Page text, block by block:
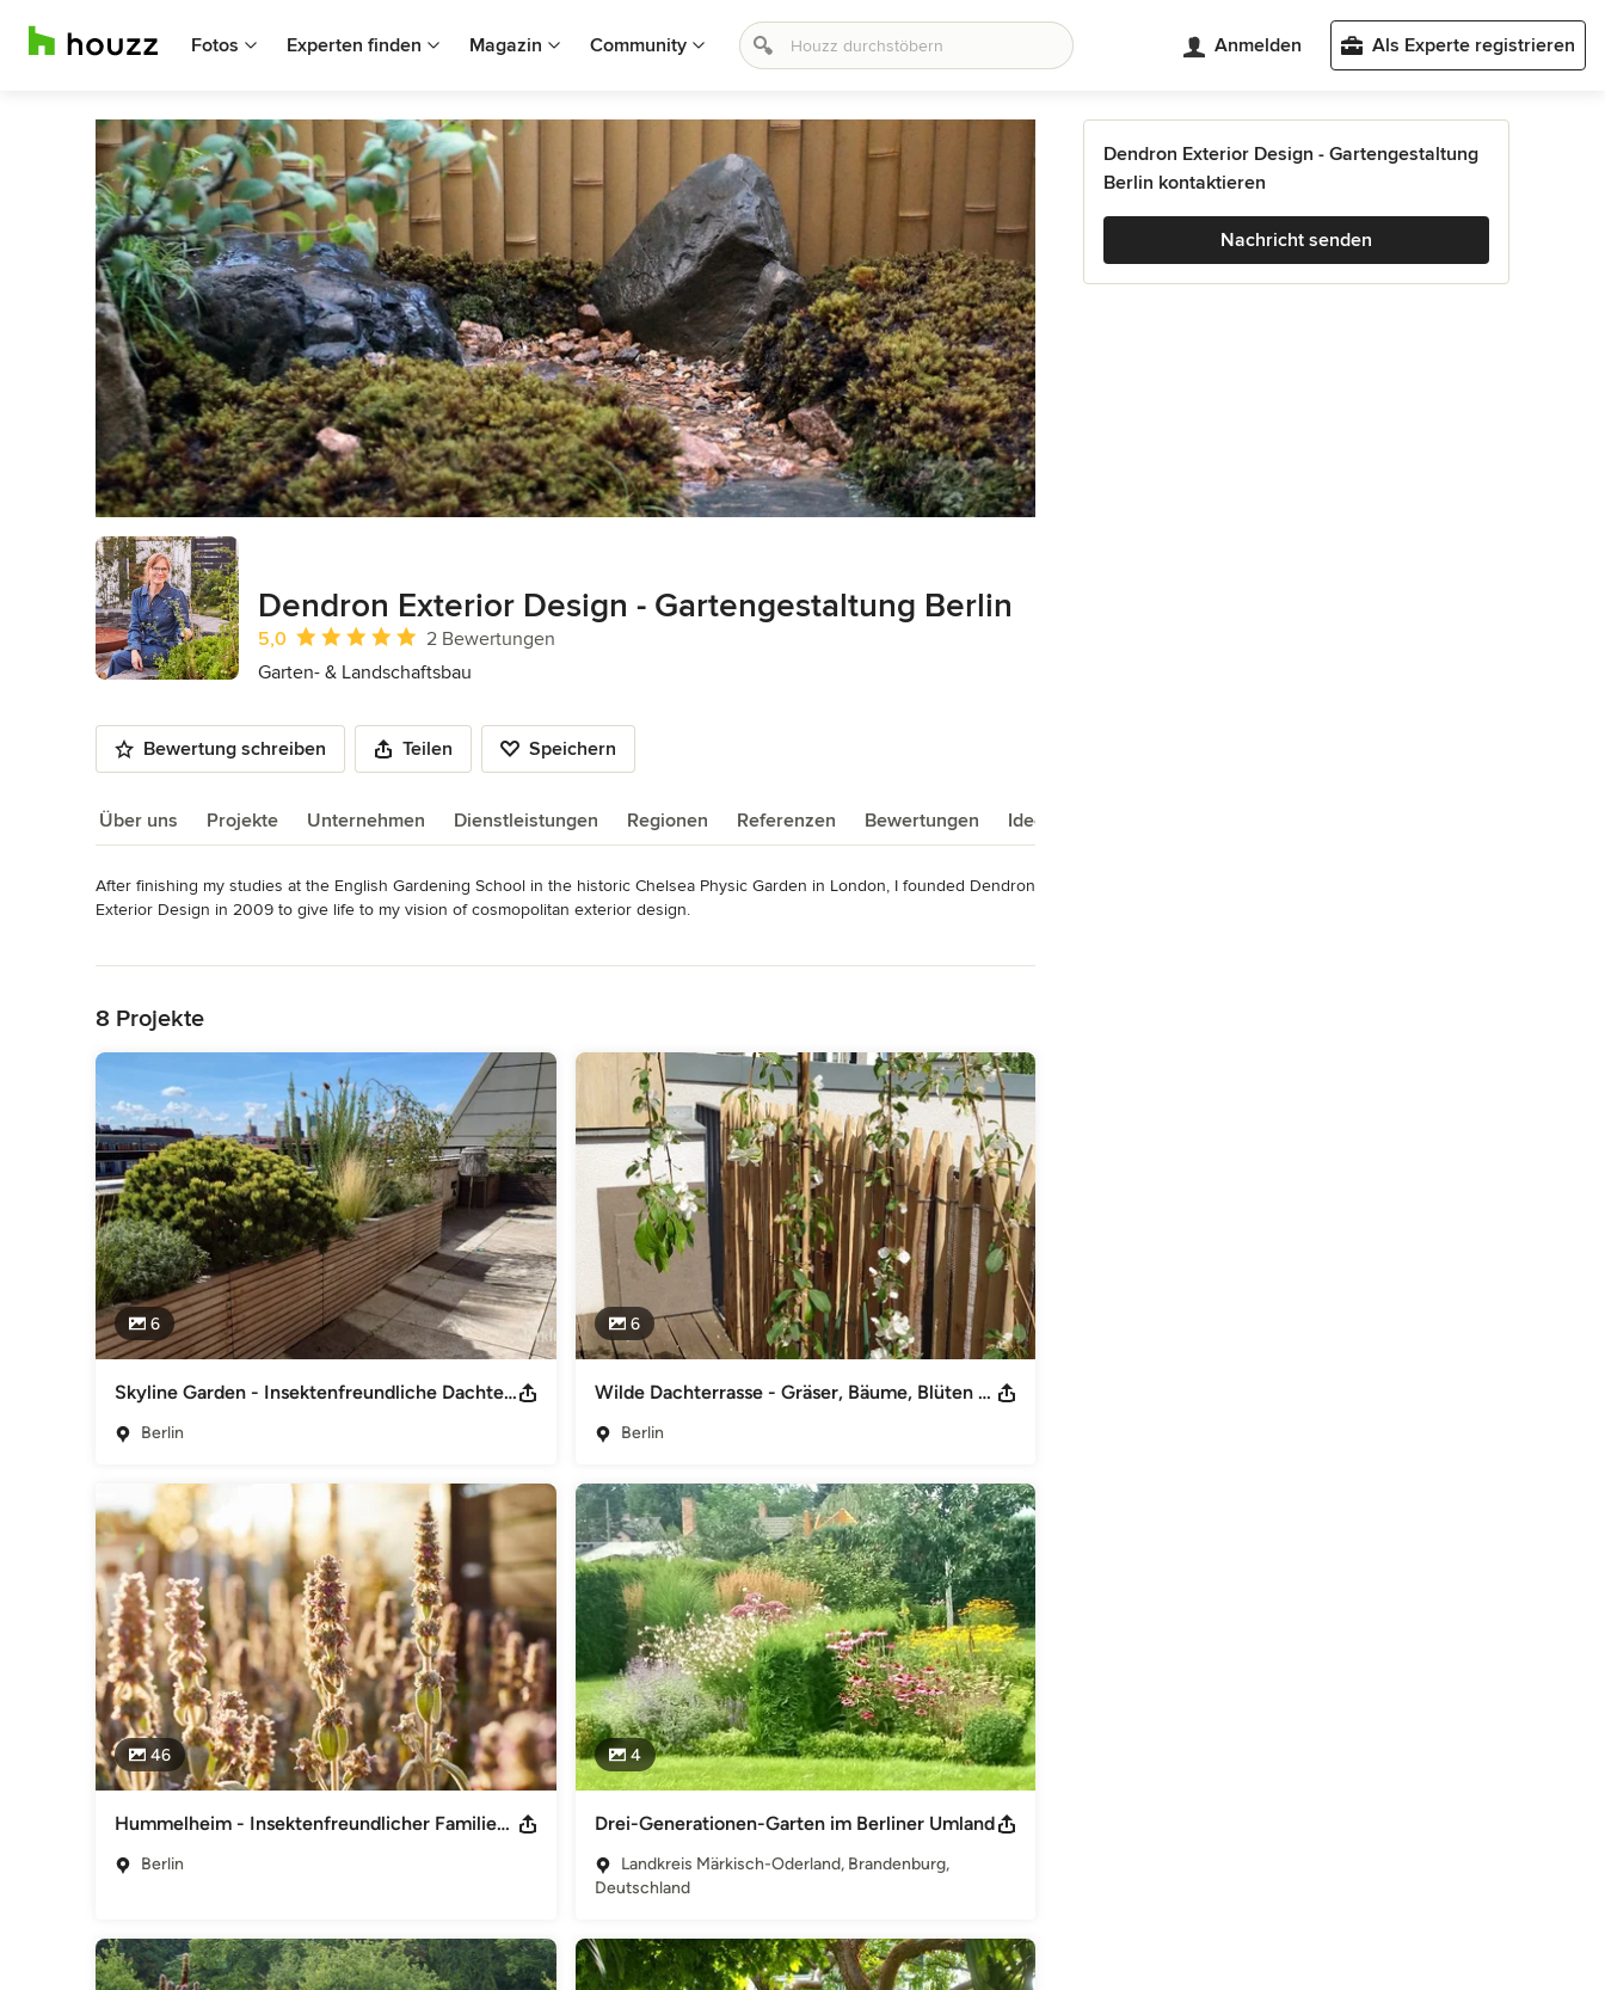
Fotos Experten finden Magazin Community Anmelden Als Experte registrieren
Dendron Exterior Design - Gartengestaltung Berlin
Durchschnittliche Bewertung: 5 von 5 Sternen
5,0
2 Bewertungen
Garten- & Landschaftsbau
Bewertung schreiben Teilen Speichern
Über uns Projekte Unternehmen Dienstleistungen Regionen Referenzen Bewertungen Ideenbücher
Über uns
After finishing my studies at the English Gardening School in the historic Chelsea Physic Garden in London, I founded Dendron
Exterior Design in 2009 to give life to my vision of cosmopolitan exterior design.
Kategorie
8 Projekte
6
Skyline Garden - Insektenfreundliche Dachterrasse in Berlin-Mitte
Berlin
6
Wilde Dachterrasse - Gräser, Bäume, Blüten und Düfte
Berlin
46
Hummelheim - Insektenfreundlicher Familiengarten bei Berlin
Berlin
4
Drei-Generationen-Garten im Berliner Umland
Landkreis Märkisch-Oderland, Brandenburg,
Deutschland
Dendron Exterior Design - Gartengestaltung
Berlin kontaktieren
Nachricht senden